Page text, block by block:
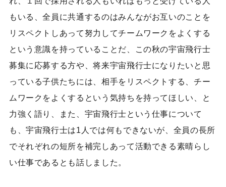
もいる、全員に共通するのはみんながお互いのことを
リスペクトしあって努力してチームワークをよくする
という意識を持っていることだ、この秋の宇宙飛行士
募集に応募する方や、将来宇宙飛行士になりたいと思
っている子供たちには、相手をリスペクトする、チー
ムワークをよくするという気持ちを持ってほしい、と
力強く語り、また、宇宙飛行士という仕事について
も、宇宙飛行士は1人では何もできないが、全員の長所
でそれぞれの短所を補完しあって活動できる素晴らし
い仕事であるとも話しました。